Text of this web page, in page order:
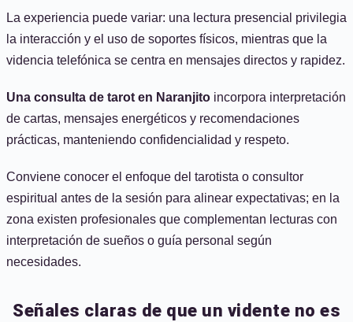
La experiencia puede variar: una lectura presencial privilegia
la interacción y el uso de soportes físicos, mientras que la
videncia telefónica se centra en mensajes directos y rapidez.
Una consulta de tarot en Naranjito incorpora interpretación
de cartas, mensajes energéticos y recomendaciones
prácticas, manteniendo confidencialidad y respeto.
Conviene conocer el enfoque del tarotista o consultor
espiritual antes de la sesión para alinear expectativas; en la
zona existen profesionales que complementan lecturas con
interpretación de sueños o guía personal según
necesidades.
Señales claras de que un vidente no es